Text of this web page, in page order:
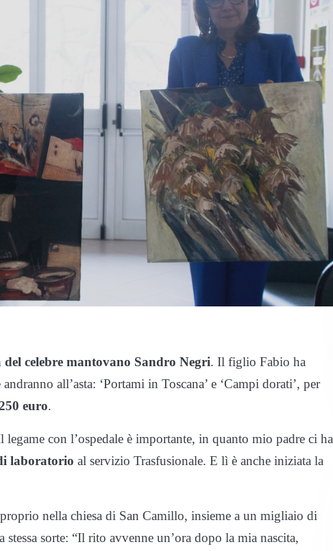
celebre mantovano Sandro Negri. Il figlio Fabio ha
andranno all’asta: ‘Portami in Toscana’ e ‘Campi dorati’, per
euro.
con l’ospedale è importante, in quanto mio padre ci ha
laboratorio al servizio Trasfusionale. E lì è anche iniziata la
nella chiesa di San Camillo, insieme a un migliaio di
sorte: “Il rito avvenne un’ora dopo la mia nascita,